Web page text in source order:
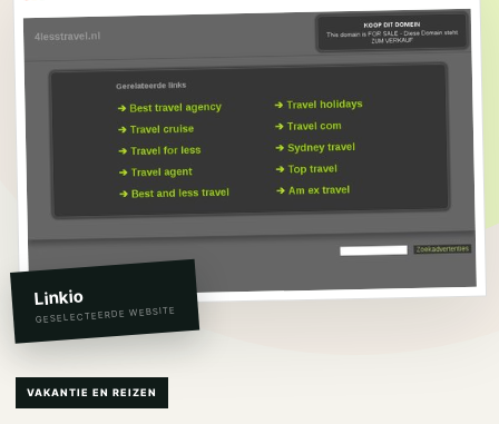
Linkio
GESELECTEERDE WEBSITE
VAKANTIE EN REIZEN